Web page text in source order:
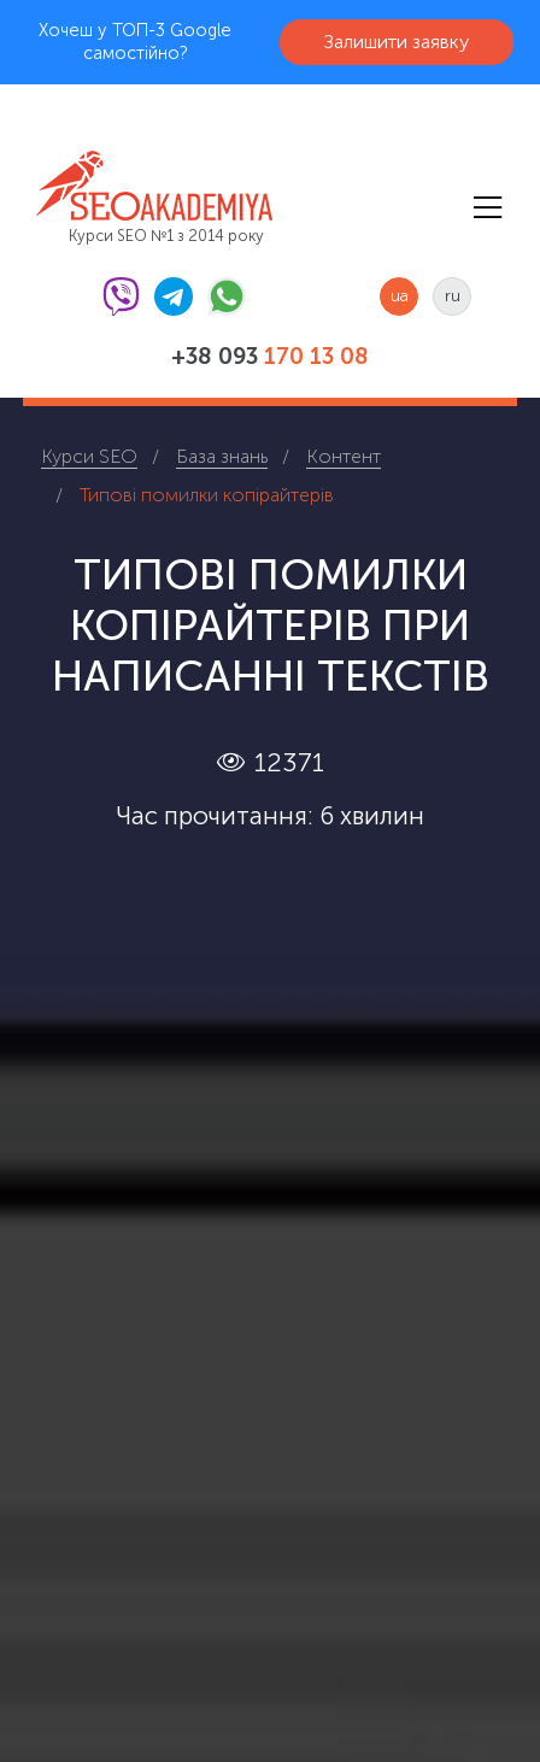
Хочеш у ТОП-3 Google
самостійно?
Залишити заявку
Курси SEO №1 з 2014 року
+38 093 170 13 08
ua ru
Курси SEO База знань
Контент
Типові помилки копірайтерів
ТИПОВІ ПОМИЛКИ
КОПІРАЙТЕРІВ ПРИ
НАПИСАННІ ТЕКСТІВ
12371
Час прочитання: 6 хвилин